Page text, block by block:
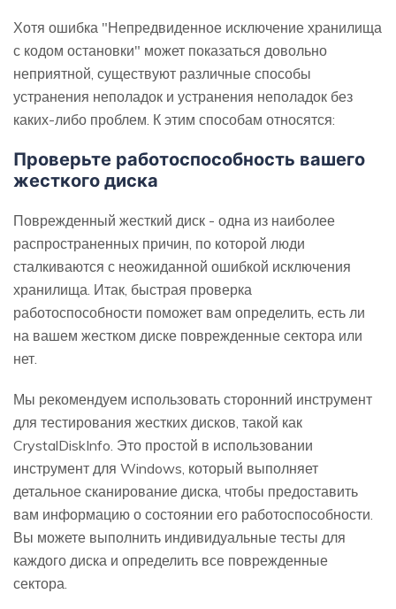
Хотя ошибка "Непредвиденное исключение хранилища
с кодом остановки" может показаться довольно
неприятной, существуют различные способы
устранения неполадок и устранения неполадок без
каких-либо проблем. К этим способам относятся:
Проверьте работоспособность вашего
жесткого диска
Поврежденный жесткий диск - одна из наиболее
распространенных причин, по которой люди
сталкиваются с неожиданной ошибкой исключения
хранилища. Итак, быстрая проверка
работоспособности поможет вам определить, есть ли
на вашем жестком диске поврежденные сектора или
нет.
Мы рекомендуем использовать сторонний инструмент
для тестирования жестких дисков, такой как
CrystalDiskInfo. Это простой в использовании
инструмент для Windows, который выполняет
детальное сканирование диска, чтобы предоставить
вам информацию о состоянии его работоспособности.
Вы можете выполнить индивидуальные тесты для
каждого диска и определить все поврежденные
сектора.